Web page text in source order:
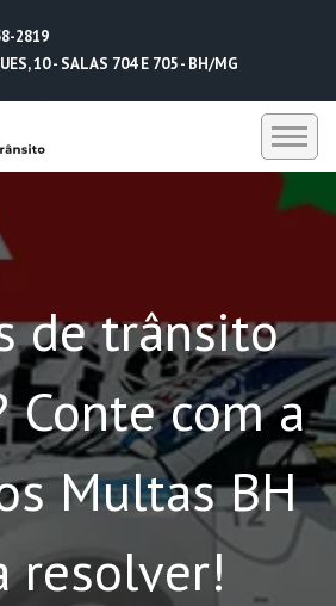
2819
10 - SALAS 704 E 705 - BH/MG
DEPOIMENTOS
CONTATO
(31) 3058-2819
(31) 98229-5662
(31) 98752-0612
de trânsito
Conte com a
Multas BH
resolver!